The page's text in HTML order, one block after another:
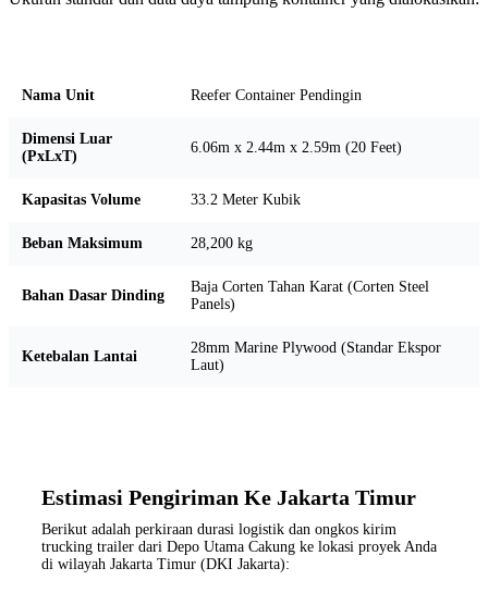
Nama Unit Reefer Container Pendingin
Dimensi Luar
(PxLxT)
6.06m x 2.44m x 2.59m (20 Feet)
Kapasitas Volume 33.2 Meter Kubik
Beban Maksimum 28,200 kg
Bahan Dasar Dinding
Baja Corten Tahan Karat (Corten Steel
Panels)
Ketebalan Lantai
28mm Marine Plywood (Standar Ekspor
Laut)
Estimasi Pengiriman Ke Jakarta Timur
Berikut adalah perkiraan durasi logistik dan ongkos kirim
trucking trailer dari Depo Utama Cakung ke lokasi proyek Anda
di wilayah Jakarta Timur (DKI Jakarta):